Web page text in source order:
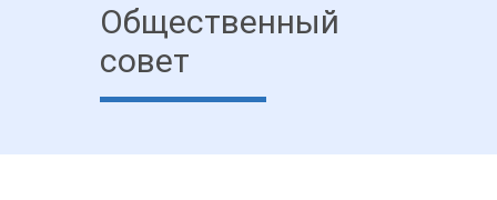
Общественный
совет